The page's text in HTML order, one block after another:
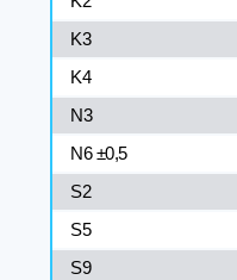
K3
K4
N3
N6 ±0,5
S2
S5
S9